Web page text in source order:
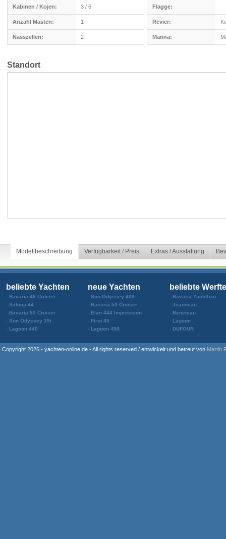
Kabinen / Kojen: 3 / 6
Anzahl Masten: 1
Nasszellen: 2
Flagge:
Revier:
Marina:
Standort
Modellbeschreibung Verfügbarkeit / Preis Extras / Ausstattung
beliebte Yachten
Bavaria 46 Cruiser
Salona 44
Bavaria 50 Cruiser
Sun Odyssey 39i
Lagoon 440
neue Yachten
Sun Odyssey 409
Bavaria 50 Cruiser
Elan 444 Impression
First 45
Lagoon 450
beliebte
Bavaria Yachtbau
Jeanneau
Beneteau
Lagoon
DUFOUR
Copyright 2026 - yachten-online.de - All rights reserved / entwickelt und betreut von Martin